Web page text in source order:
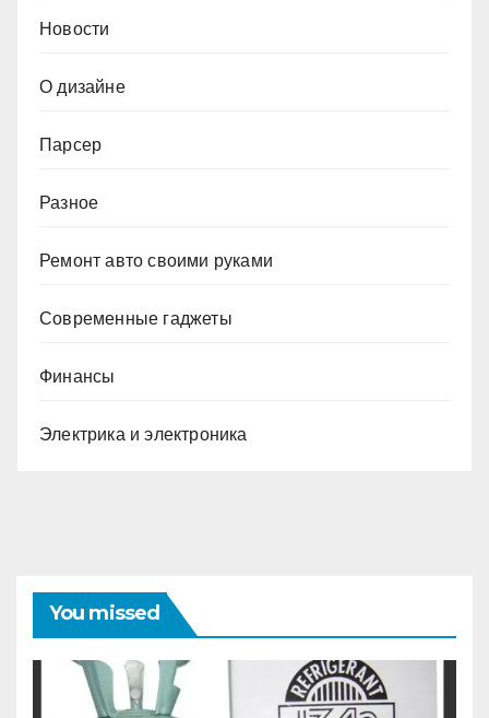
Новости
О дизайне
Парсер
Разное
Ремонт авто своими руками
Современные гаджеты
Финансы
Электрика и электроника
You missed